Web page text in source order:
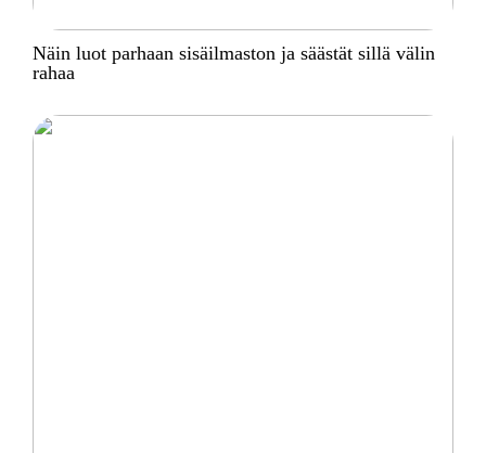
Näin luot parhaan sisäilmaston ja säästät sillä välin
rahaa